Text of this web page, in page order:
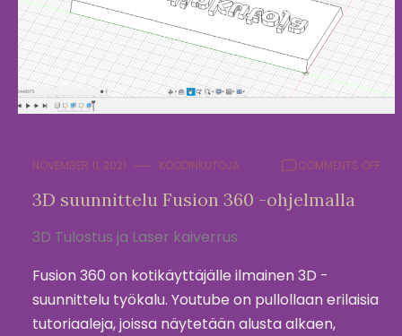
NOVEMBER 11, 2021 KOODINKUTOJA COMMENTS OFFON
3D suunnittelu Fusion 360 -ohjelmalla
3D Tulostus ja Laser kaiverrus
Fusion 360 on kotikäyttäjälle ilmainen 3D -
suunnittelu työkalu. Youtube on pullollaan erilaisia
tutoriaaleja, joissa näytetään alusta alkaen,